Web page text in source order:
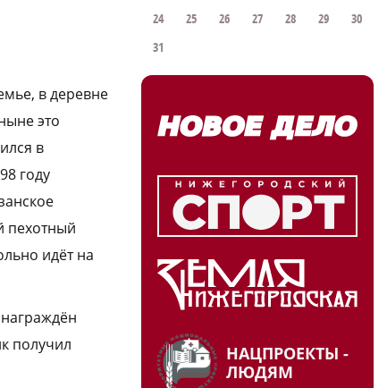
в деревне
это
в
году
пехотный
идёт на
получил
24
25 26 27 28 29
30
31
НАЦПРОЕКТЫ -
ЛЮДЯМ